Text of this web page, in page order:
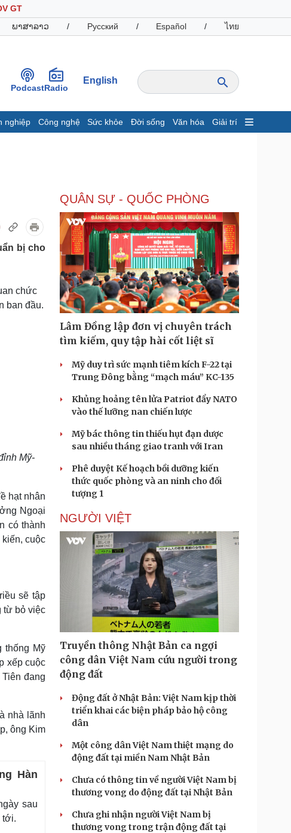
GT
ພາສາລາວ / Русский / Español / ไทย
PodcastRadio
English
nghiệp Công nghệ Sức khỏe Đời sống Văn hóa Giải trí
Chứng khoán
Giá cà phê
Doanh nghiệp
Thông tin doanh nghiệp
Doanh nghiệp 24h
Doanh nhân
Vì cộng đồng
Công nghệ
Sành điệu
Tin Công nghệ
Trải nghiệm
Chuyển đổi số
Podcast
Câu chuyện thời sự
Đọc truyện đêm khuya
Cửa sổ tình yêu
Hạt giống tâm hồn
bị cho
chức
ban đầu.
Mỹ-
hạt nhân
Ngoại
có thành
cuộc
sẽ tập
từ bỏ việc
thống Mỹ
xếp cuộc
đang
nhà lãnh
ông Kim
Hàn
sau
tới.
QUÂN SỰ - QUỐC PHÒNG
Lâm Đồng lập đơn vị chuyên trách
tìm kiếm, quy tập hài cốt liệt sĩ
Mỹ duy trì sức mạnh tiêm kích F-22 tại
Trung Đông bằng “mạch máu” KC-135
Khủng hoảng tên lửa Patriot đẩy NATO
vào thế lưỡng nan chiến lược
Mỹ bác thông tin thiếu hụt đạn dược
sau nhiều tháng giao tranh với Iran
Phê duyệt Kế hoạch bồi dưỡng kiến
thức quốc phòng và an ninh cho đối
tượng 1
NGƯỜI VIỆT
Truyền thông Nhật Bản ca ngợi
công dân Việt Nam cứu người trong
động đất
Động đất ở Nhật Bản: Việt Nam kịp thời
triển khai các biện pháp bảo hộ công
dân
Một công dân Việt Nam thiệt mạng do
động đất tại miền Nam Nhật Bản
Chưa có thông tin về người Việt Nam bị
thương vong do động đất tại Nhật Bản
Chưa ghi nhận người Việt Nam bị
thương vong trong trận động đất tại